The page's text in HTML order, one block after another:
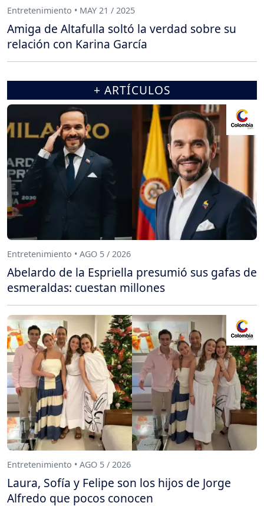
Entretenimiento • MAY 21 / 2025
Amiga de Altafulla soltó la verdad sobre su
relación con Karina García
+ ARTÍCULOS
Entretenimiento • AGO 5 / 2026
Abelardo de la Espriella presumió sus gafas de
esmeraldas: cuestan millones
Entretenimiento • AGO 5 / 2026
Laura, Sofía y Felipe son los hijos de Jorge
Alfredo que pocos conocen